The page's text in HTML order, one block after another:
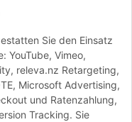
Sie den Einsatz
YouTube, Vimeo,
releva.nz Retargeting,
Microsoft Advertising,
und Ratenzahlung,
Tracking. Sie
Soja, Senf